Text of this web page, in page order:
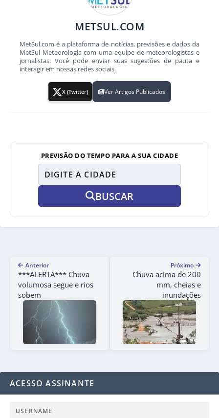
METSUL.COM
MetSul.com é a plataforma de notícias, previsões e dados da
MetSul Meteorologia com uma equipe de meteorologistas e
jornalistas. Você pode enviar suas sugestões de pauta e
interagir em nossas redes sociais.
X (Twitter) Ver Artigos Publicados
PREVISÃO DO TEMPO PARA A SUA CIDADE
BUSCAR
Anterior
***ALERTA*** Chuva
volumosa segue e rios
sobem
Próximo
Chuva acima de 200
mm, cheias e
inundações
ACESSO ASSINANTE